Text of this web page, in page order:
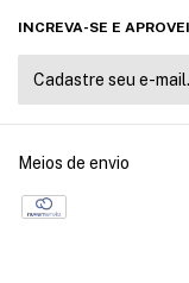
INCREVA-SE E
Meios de envio